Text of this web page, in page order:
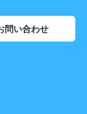
問い合わせ